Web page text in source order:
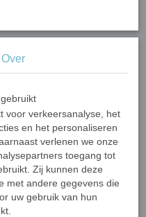
Kaki en een
kun je vinden door te
en
Over
voor verkeersanalyse, het
en het personaliseren
verlenen we onze
toegang tot
Zij kunnen deze
met andere gegevens die
uw gebruik van hun